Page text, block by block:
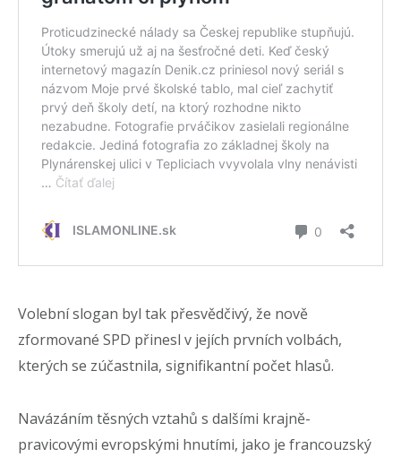
Volební slogan byl tak přesvědčivý, že nově
zformované SPD přinesl v jejích prvních volbách,
kterých se zúčastnila, signifikantní počet hlasů.
Navázáním těsných vztahů s dalšími krajně-
pravicovými evropskými hnutími, jako je francouzský